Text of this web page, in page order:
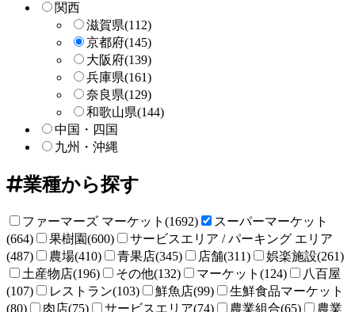
関西
滋賀県(112)
京都府(145)
大阪府(139)
兵庫県(161)
奈良県(129)
和歌山県(144)
中国・四国
九州・沖縄
業種から探す
ファーマーズ マーケット(1692)
スーパーマーケット
(664)
果樹園(600)
サービスエリア / パーキング エリア
(487)
農場(410) 青果店(345) 店舗(311)
娯楽施設(261)
土産物店(196)
その他(132) マーケット(124)
八百屋
(107)
レストラン(103) 鮮魚店(99)
生鮮食品マーケット
(80)
肉店(75) サービスエリア(74) 農業組合(65)
農業